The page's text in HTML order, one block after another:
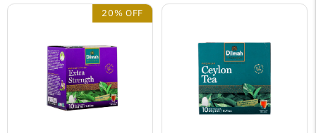
20% OFF